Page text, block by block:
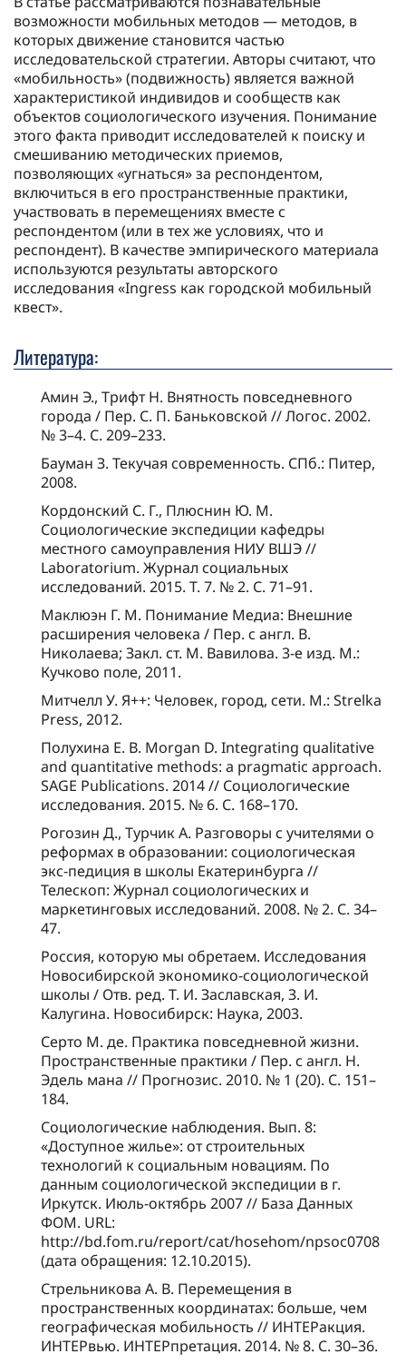
возможности мобильных методов — методов, в
которых движение становится частью
исследовательской стратегии. Авторы считают, что
«мобильность» (подвижность) является важной
характеристикой индивидов и сообществ как
объектов социологического изучения. Понимание
этого факта приводит исследователей к поиску и
смешиванию методических приемов,
позволяющих «угнаться» за респондентом,
включиться в его пространственные практики,
участвовать в перемещениях вместе с
респондентом (или в тех же условиях, что и
респондент). В качестве эмпирического материала
используются результаты авторского
исследования «Ingress как городской мобильный
квест».
Литература:
Амин Э., Трифт Н. Внятность повседневного
города / Пер. С. П. Баньковской // Логос. 2002.
№ 3–4. С. 209–233.
Бауман З. Текучая современность. СПб.: Питер,
2008.
Кордонский С. Г., Плюснин Ю. М.
Социологические экспедиции кафедры
местного самоуправления НИУ ВШЭ //
Laboratorium. Журнал социальных
исследований. 2015. Т. 7. № 2. С. 71–91.
Маклюэн Г. М. Понимание Медиа: Внешние
расширения человека / Пер. с англ. В.
Николаева; Закл. ст. М. Вавилова. 3-е изд. М.:
Кучково поле, 2011.
Митчелл У. Я++: Человек, город, сети. М.: Strelka
Press, 2012.
Полухина Е. В. Morgan D. Integrating qualitative
and quantitative methods: a pragmatic approach.
SAGE Publications. 2014 // Социологические
исследования. 2015. № 6. С. 168–170.
Рогозин Д., Турчик А. Разговоры с учителями о
реформах в образовании: социологическая
экс-педиция в школы Екатеринбурга //
Телескоп: Журнал социологических и
маркетинговых исследований. 2008. № 2. С. 34–
47.
Россия, которую мы обретаем. Исследования
Новосибирской экономико-социологической
школы / Отв. ред. Т. И. Заславская, З. И.
Калугина. Новосибирск: Наука, 2003.
Серто М. де. Практика повседневной жизни.
Пространственные практики / Пер. с англ. Н.
Эдель мана // Прогнозис. 2010. № 1 (20). С. 151–
184.
Социологические наблюдения. Вып. 8:
«Доступное жилье»: от строительных
технологий к социальным новациям. По
данным социологической экспедиции в г.
Иркутск. Июль-октябрь 2007 // База Данных
ФОМ. URL:
http://bd.fom.ru/report/cat/hosehom/npsoc0708
(дата обращения: 12.10.2015).
Стрельникова А. В. Перемещения в
пространственных координатах: больше, чем
географическая мобильность // ИНТЕРакция.
ИНТЕРвью. ИНТЕРпретация. 2014. № 8. С. 30–36.